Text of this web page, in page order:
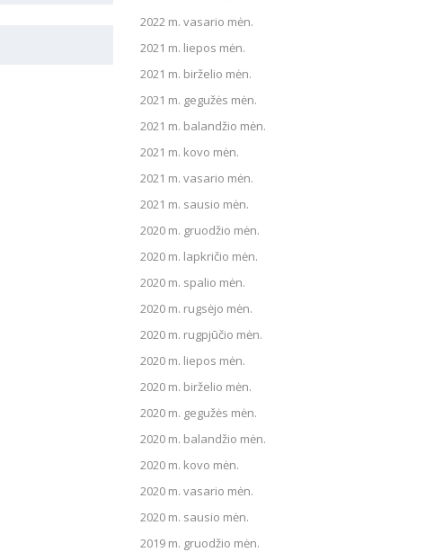
2022 m. vasario mėn.
2021 m. liepos mėn.
2021 m. birželio mėn.
2021 m. gegužės mėn.
2021 m. balandžio mėn.
2021 m. kovo mėn.
2021 m. vasario mėn.
2021 m. sausio mėn.
2020 m. gruodžio mėn.
2020 m. lapkričio mėn.
2020 m. spalio mėn.
2020 m. rugsėjo mėn.
2020 m. rugpjūčio mėn.
2020 m. liepos mėn.
2020 m. birželio mėn.
2020 m. gegužės mėn.
2020 m. balandžio mėn.
2020 m. kovo mėn.
2020 m. vasario mėn.
2020 m. sausio mėn.
2019 m. gruodžio mėn.